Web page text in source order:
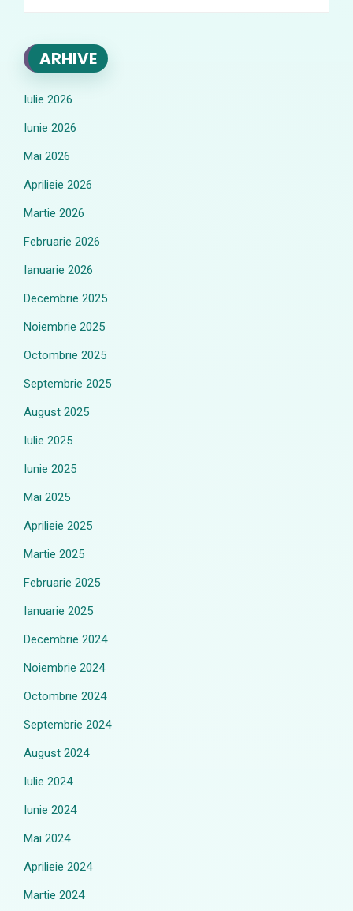
ARHIVE
Iulie 2026
Iunie 2026
Mai 2026
Aprilieie 2026
Martie 2026
Februarie 2026
Ianuarie 2026
Decembrie 2025
Noiembrie 2025
Octombrie 2025
Septembrie 2025
August 2025
Iulie 2025
Iunie 2025
Mai 2025
Aprilieie 2025
Martie 2025
Februarie 2025
Ianuarie 2025
Decembrie 2024
Noiembrie 2024
Octombrie 2024
Septembrie 2024
August 2024
Iulie 2024
Iunie 2024
Mai 2024
Aprilieie 2024
Martie 2024